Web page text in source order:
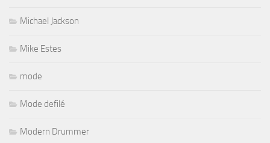
Michael Jackson
Mike Estes
mode
Mode defilé
Modern Drummer